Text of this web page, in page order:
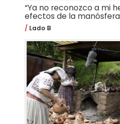
“Ya no reconozco a mi
efectos de la
Lado B